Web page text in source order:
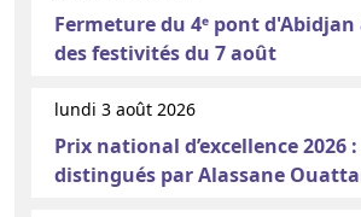
Fermeture du 4ᵉ pont d'Abidjan
des festivités du 7 août
lundi 3 août 2026
Prix national d’excellence 2026
distingués par Alassane